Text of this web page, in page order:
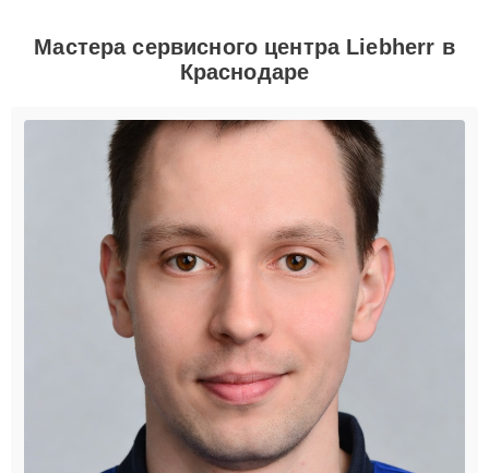
Мастера сервисного центра Liebherr в
Краснодаре